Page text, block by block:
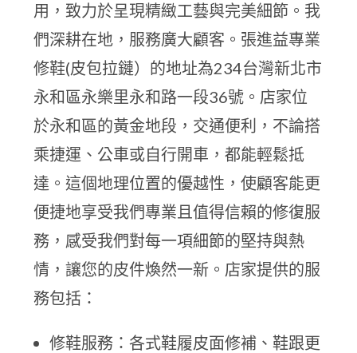
用，致力於呈現精緻工藝與完美細節。我
們深耕在地，服務廣大顧客。張進益專業
修鞋(皮包拉鏈）的地址為234台灣新北市
永和區永樂里永和路一段36號。店家位
於永和區的黃金地段，交通便利，不論搭
乘捷運、公車或自行開車，都能輕鬆抵
達。這個地理位置的優越性，使顧客能更
便捷地享受我們專業且值得信賴的修復服
務，感受我們對每一項細節的堅持與熱
情，讓您的皮件煥然一新。店家提供的服
務包括：
修鞋服務：各式鞋履皮面修補、鞋跟更